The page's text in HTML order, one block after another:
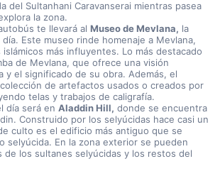
del Sultanhani Caravanserai mientras pasea
la zona.
te llevará al Museo de Mevlana, la
Este museo rinde homenaje a Mevlana,
más influyentes. Lo más destacado
de Mevlana, que ofrece una visión
y el significado de su obra. Además, el
de artefactos usados o creados por
telas y trabajos de caligrafía.
día será en Aladdin Hill, donde se encuentra
Construido por los selyúcidas hace casi un
culto es el edificio más antiguo que se
selyúcida. En la zona exterior se pueden
de los sultanes selyúcidas y los restos del